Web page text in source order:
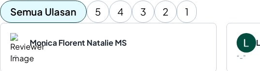
Semua Ulasan 5 4 3 2 1
Monica Florent Natalie MS
“” “-”